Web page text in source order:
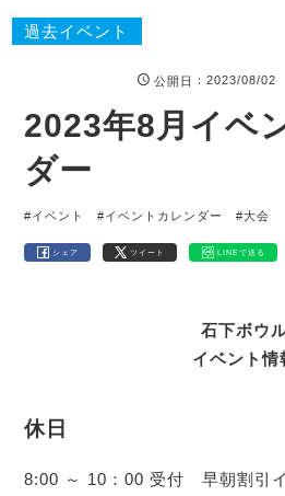
過去イベント
公開日 ：2023/08/
2023年8月イベ
ダー
#イベント #イベントカレンダー #大会
シェア ツイート LINEで送る
石下ボウ
イベント情
休日
8:00 ～ 10：00 受付 早朝割引